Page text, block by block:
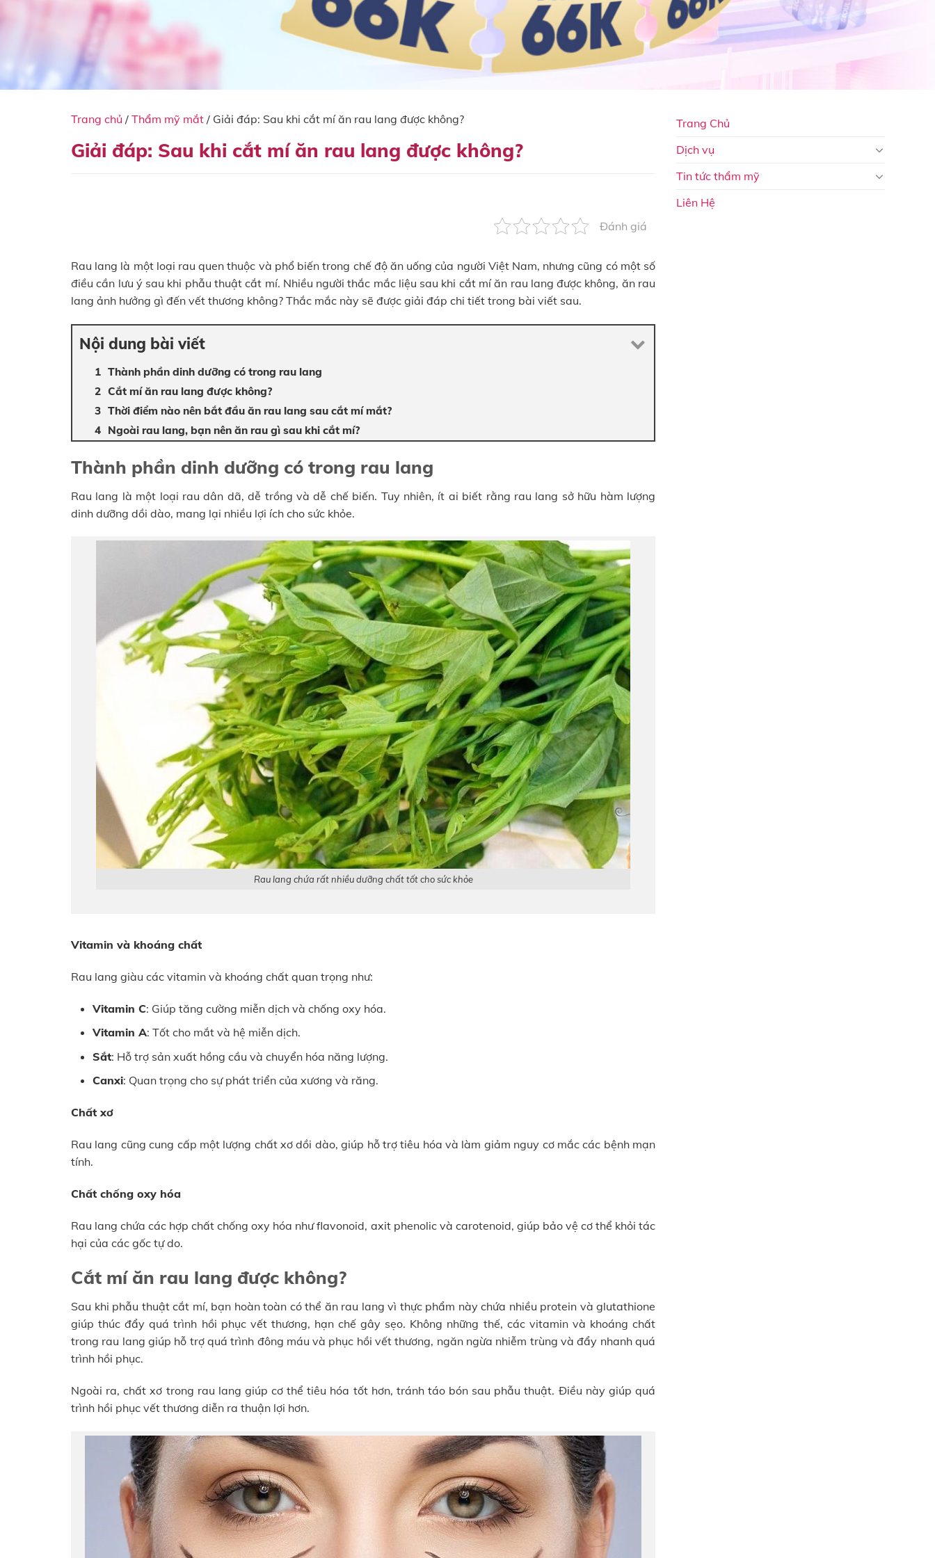
Trang chủ / Thẩm mỹ mắt / Giải đáp: Sau khi cắt mí ăn rau lang được không?
Giải đáp: Sau khi cắt mí ăn rau lang được không?
Đánh giá
Rau lang là một loại rau quen thuộc và phổ biến trong chế độ ăn uống của người Việt Nam, nhưng cũng có một số
điều cần lưu ý sau khi phẫu thuật cắt mí. Nhiều người thắc mắc liệu sau khi cắt mí ăn rau lang được không, ăn rau
lang ảnh hưởng gì đến vết thương không? Thắc mắc này sẽ được giải đáp chi tiết trong bài viết sau.
Nội dung bài viết
Thành phần dinh dưỡng có trong rau lang
Cắt mí ăn rau lang được không?
Thời điểm nào nên bắt đầu ăn rau lang sau cắt mí mắt?
Ngoài rau lang, bạn nên ăn rau gì sau khi cắt mí?
Thành phần dinh dưỡng có trong rau lang
Rau lang là một loại rau dân dã, dễ trồng và dễ chế biến. Tuy nhiên, ít ai biết rằng rau lang sở hữu hàm lượng
dinh dưỡng dồi dào, mang lại nhiều lợi ích cho sức khỏe.
Rau lang chứa rất nhiều dưỡng chất tốt cho sức khỏe
Vitamin và khoáng chất
Rau lang giàu các vitamin và khoáng chất quan trọng như:
Vitamin C: Giúp tăng cường miễn dịch và chống oxy hóa.
Vitamin A: Tốt cho mắt và hệ miễn dịch.
Sắt: Hỗ trợ sản xuất hồng cầu và chuyển hóa năng lượng.
Canxi: Quan trọng cho sự phát triển của xương và răng.
Chất xơ
Rau lang cũng cung cấp một lượng chất xơ dồi dào, giúp hỗ trợ tiêu hóa và làm giảm nguy cơ mắc các bệnh mạn
tính.
Chất chống oxy hóa
Rau lang chứa các hợp chất chống oxy hóa như flavonoid, axit phenolic và carotenoid, giúp bảo vệ cơ thể khỏi tác
hại của các gốc tự do.
Cắt mí ăn rau lang được không?
Sau khi phẫu thuật cắt mí, bạn hoàn toàn có thể ăn rau lang vì thực phẩm này chứa nhiều protein và glutathione
giúp thúc đẩy quá trình hồi phục vết thương, hạn chế gây sẹo. Không những thế, các vitamin và khoáng chất
trong rau lang giúp hỗ trợ quá trình đông máu và phục hồi vết thương, ngăn ngừa nhiễm trùng và đẩy nhanh quá
trình hồi phục.
Ngoài ra, chất xơ trong rau lang giúp cơ thể tiêu hóa tốt hơn, tránh táo bón sau phẫu thuật. Điều này giúp quá
trình hồi phục vết thương diễn ra thuận lợi hơn.
Trang Chủ
Dịch vụ
Tin tức thẩm mỹ
Liên Hệ